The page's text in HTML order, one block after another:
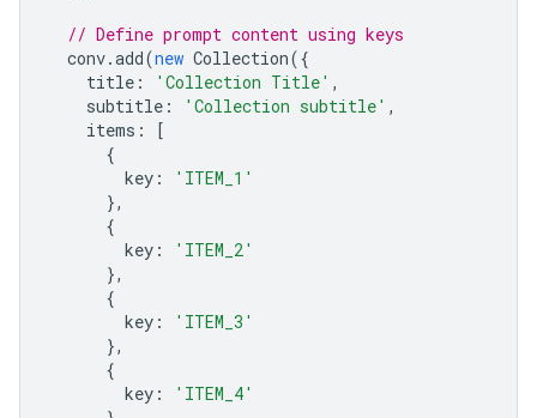
// Define prompt content using keys
conv.add(new Collection({
title : 'Collection Title' ,
subtitle : 'Collection subtitle' ,
items :
[
{
key :
'ITEM_1'
},
{
key :
'ITEM_2'
},
{
key :
'ITEM_3'
},
{
key :
'ITEM_4'